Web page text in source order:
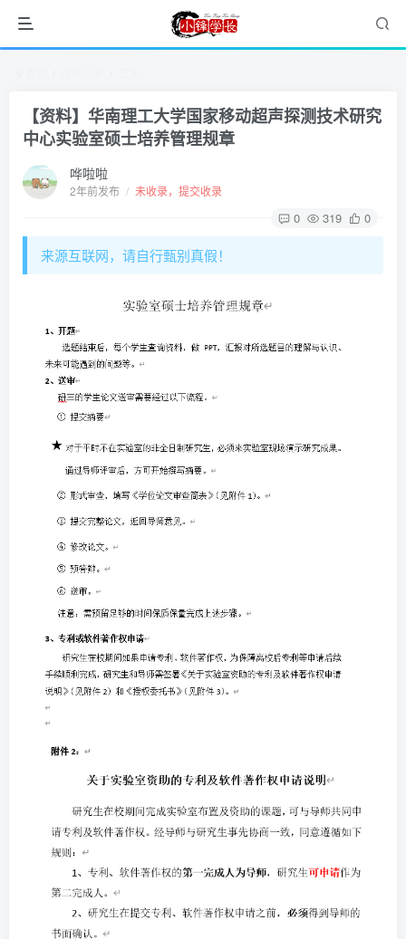
【资料】华南理工大学国家移动超声探测技术研究
中心实验室硕士培养管理规章
哗啦啦
2年前发布 / 未收录，提交收录
0 319 0
来源互联网，请自行甄别真假！